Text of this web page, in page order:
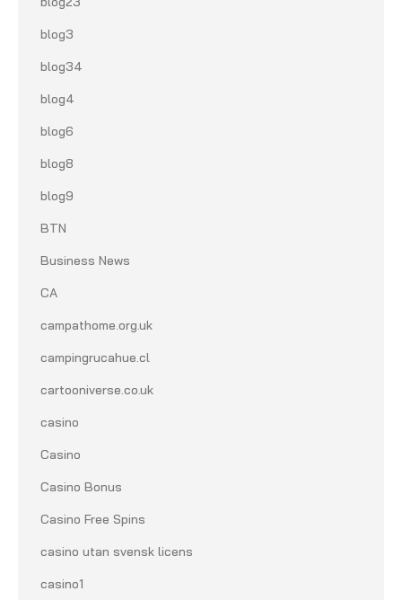
blog3
blog34
blog4
blog6
blog8
blog9
BTN
Business News
CA
campathome.org.uk
campingrucahue.cl
cartooniverse.co.uk
casino
Casino
Casino Bonus
Casino Free Spins
casino utan svensk licens
casino1